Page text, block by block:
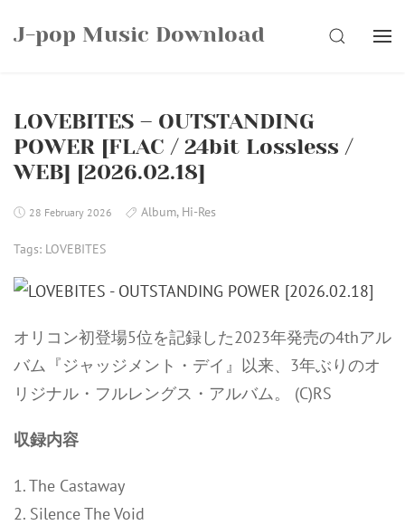
J-pop Music Download SEARCH
LOVEBITES – OUTSTANDING
POWER [FLAC / 24bit Lossless /
WEB] [2026.02.18]
28 February 2026 Album, Hi-Res
Tags: LOVEBITES
オリコン初登場5位を記録した2023年発売の4thアル
バム『ジャッジメント・デイ』以来、3年ぶりのオ
リジナル・フルレングス・アルバム。 (C)RS
収録内容
1. The Castaway
2. Silence The Void